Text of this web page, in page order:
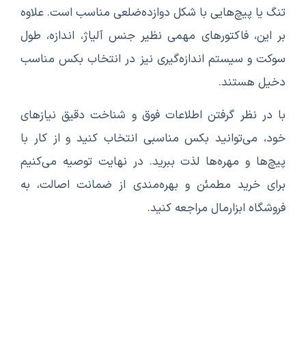
تنگ یا پیچ‌هایی با شکل دوازده‌ضلعی مناسب است. علاوه
بر این، فاکتورهای مهمی نظیر جنس آلیاژ، اندازه، طول
سوکت و سیستم اندازه‌گیری نیز در انتخاب بکس مناسب
دخیل هستند.
با در نظر گرفتن اطلاعات فوق و شناخت دقیق نیازهای
خود، می‌توانید بکس مناسبی انتخاب کنید و از کار با
پیچ‌ها و مهره‌ها لذت ببرید. در نهایت توصیه می‌کنیم
برای خرید مطمئن و بهره‌مندی از ضمانت اصالت، به
فروشگاه‌ ابزارمال مراجعه کنید.